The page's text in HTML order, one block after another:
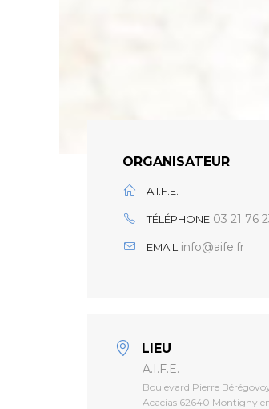
ORGANISATEUR
A.I.F.E.
TÉLÉPHONE 03 21 76
EMAIL info@aife.fr
LIEU
A.I.F.E.
Boulevard Pierre
Acacias 62640 Montigny